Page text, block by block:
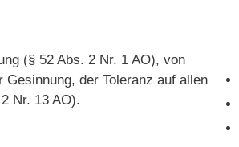
(§ 52 Abs. 2 Nr. 1 AO), von
der Toleranz auf allen
Nr. 13 AO).